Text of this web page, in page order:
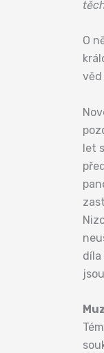
O
věd
let
díla